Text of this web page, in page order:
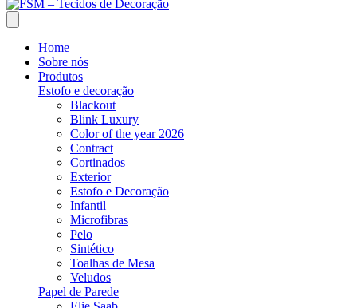
Home
Sobre nós
Produtos
Estofo e decoração
Blackout
Blink Luxury
Color of the year 2026
Contract
Cortinados
Exterior
Estofo e Decoração
Infantil
Microfibras
Pelo
Sintético
Toalhas de Mesa
Veludos
Papel de Parede